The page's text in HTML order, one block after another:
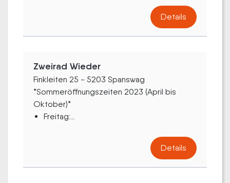
Details
Zweirad Wieder
Finkleiten 25 - 5203 Spanswag
*Sommeröffnungszeiten 2023 (April bis
Oktober)*
Freitag:...
Details